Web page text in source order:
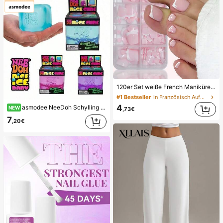
NEW asmodee NeeDoh Schylling 1 Stück zufälliges Squishy-Spielzeug Stresswürfel, langsam zurückfedernder weicher sensorischer Quetschball, handgehaltenes Spielzeug zur Angstlinderung für den Schreibtisch (zufällig versendete Außenverpackung)
7,20€
120er Set weiße French Maniküre & Pediküre, mittelgroße quadratische Press-On Nägel, modisches minimalistisches Design, vorgeklebte Nagelsticker, glänzender reiner French-Stil, geeignet für den täglichen Gebrauch von Frauen, inklusive Aufbewahrungsbox, Clean Girl Ästhetik
#1 Bestseller in Französisch Aufdrücken der Nägel
4,73€